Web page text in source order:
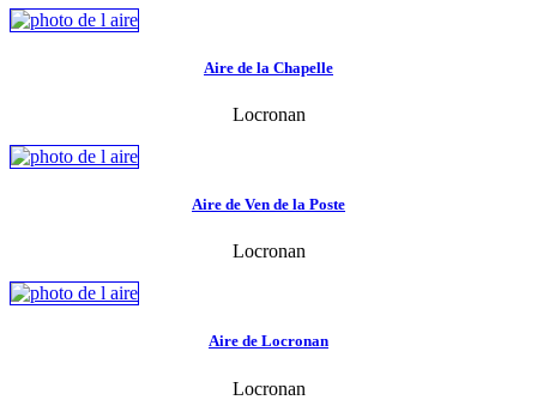
Aire de la Chapelle
Locronan
Aire de Ven de la Poste
Locronan
Aire de Locronan
Locronan